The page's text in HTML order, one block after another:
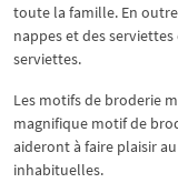
toute la famille. En
nappes et des
serviettes.
Les motifs de broderie
magnifique motif de
aideront à faire plaisir
inhabituelles.